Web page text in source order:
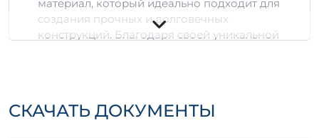
материал, который идеально подходит для
создания прочных и долговечных
конструкций. Благодаря своей уникальной
Преимущества ИЖ 2-28
СКАЧАТЬ ДОКУМЕНТЫ